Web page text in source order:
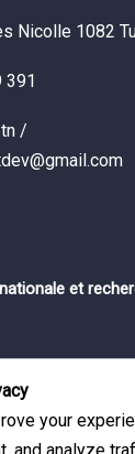
Nicolle 1082
391
/
et
2026, 5,6 et 7
your